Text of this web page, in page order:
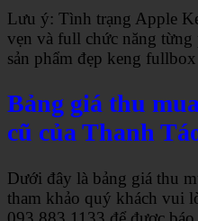
Lưu ý: Tình trạng Apple
vẹn và full chức năng
sản phẩm đẹp keng fullbox
Bảng giá thu
cũ của Thanh
Dưới đây là bảng giá thu
tham khảo quý khách vui